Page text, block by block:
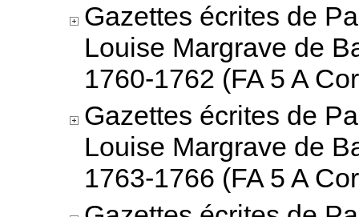
Gazettes écrites de
Louise Margrave de
1760-1762 (FA 5 A
Gazettes écrites de
Louise Margrave de
1763-1766 (FA 5 A